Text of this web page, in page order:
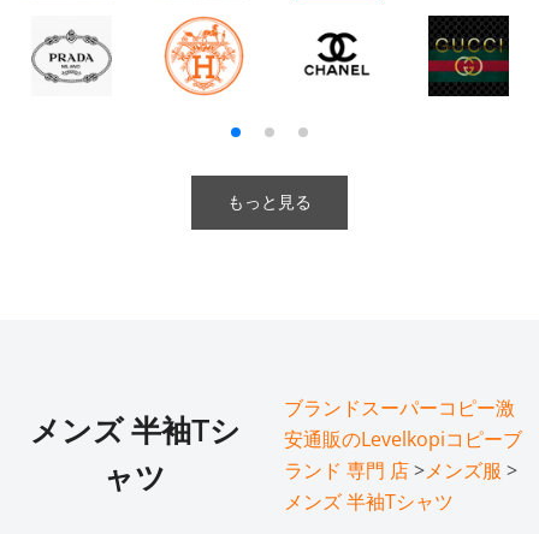
もっと見る
メンズ 半袖Tシ
ャツ
ブランドスーパーコピー激
安通販のLevelkopiコピーブ
ランド 専門 店>メンズ服 >
メンズ 半袖Tシャツ